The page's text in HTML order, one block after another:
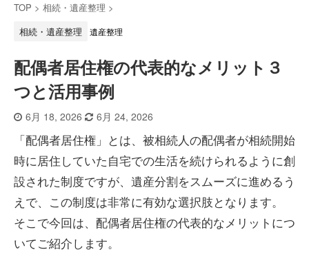
TOP > 相続・遺産整理 >
相続・遺産整理
遺産整理
配偶者居住権の代表的なメリット３
つと活用事例
6月 18, 2026 6月 24, 2026
「配偶者居住権」とは、被相続人の配偶者が相続開始
時に居住していた自宅での生活を続けられるように創
設された制度ですが、遺産分割をスムーズに進めるう
えで、この制度は非常に有効な選択肢となります。
そこで今回は、配偶者居住権の代表的なメリットにつ
いてご紹介します。